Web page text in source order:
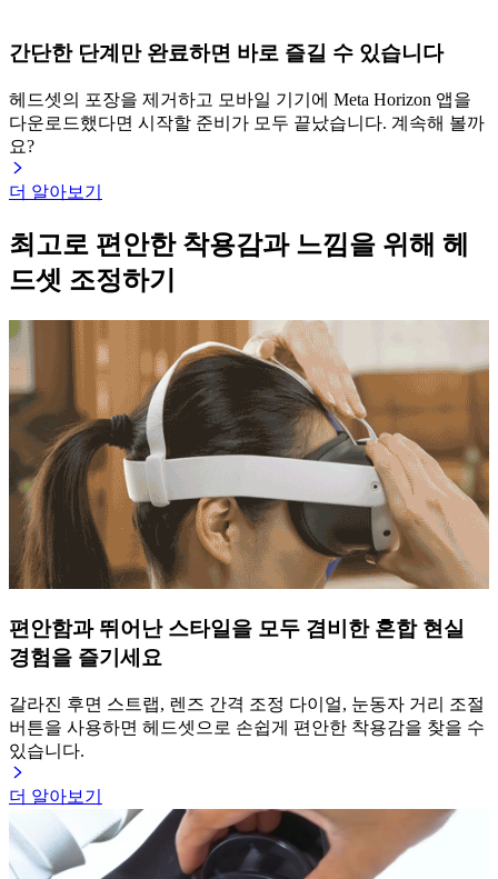
간단한 단계만 완료하면 바로 즐길 수 있습니다
헤드셋의 포장을 제거하고 모바일 기기에 Meta Horizon 앱을
다운로드했다면 시작할 준비가 모두 끝났습니다. 계속해 볼까
요?
더 알아보기
최고로 편안한 착용감과 느낌을 위해 헤
드셋 조정하기
편안함과 뛰어난 스타일을 모두 겸비한 혼합 현실
경험을 즐기세요
갈라진 후면 스트랩, 렌즈 간격 조정 다이얼, 눈동자 거리 조절
버튼을 사용하면 헤드셋으로 손쉽게 편안한 착용감을 찾을 수
있습니다.
더 알아보기